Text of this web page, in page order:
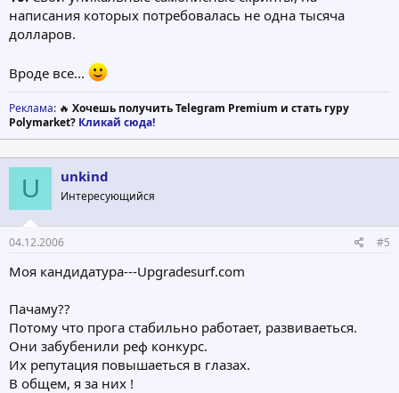
написания которых потребовалась не одна тысяча
долларов.
Вроде все...
Реклама: 🔥 Хочешь получить Telegram Premium и стать гуру
Polymarket? Кликай сюда!
U unkind
Интересующийся
04.12.2006 #5
Моя кандидатура---Upgradesurf.com
Пачаму??
Потому что прога стабильно работает, развиваеться.
Они забубенили реф конкурс.
Их репутация повышаеться в глазах.
В общем, я за них !